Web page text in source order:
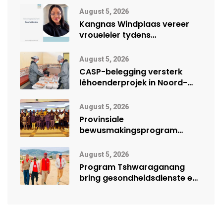
August 5, 2026
Kangnas Windplaas vereer
vroueleier tydens
August 5, 2026
CASP-belegging versterk
lêhoenderprojek in Noord-
August 5, 2026
Provinsiale
bewusmakingsprogram
Mensehandel
August 5, 2026
Program Tshwaraganang
bring gesondheidsdienste en